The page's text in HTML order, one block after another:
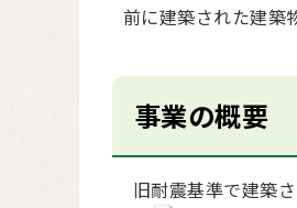
前に建築された建築
事業の概要
旧耐震基準で建築